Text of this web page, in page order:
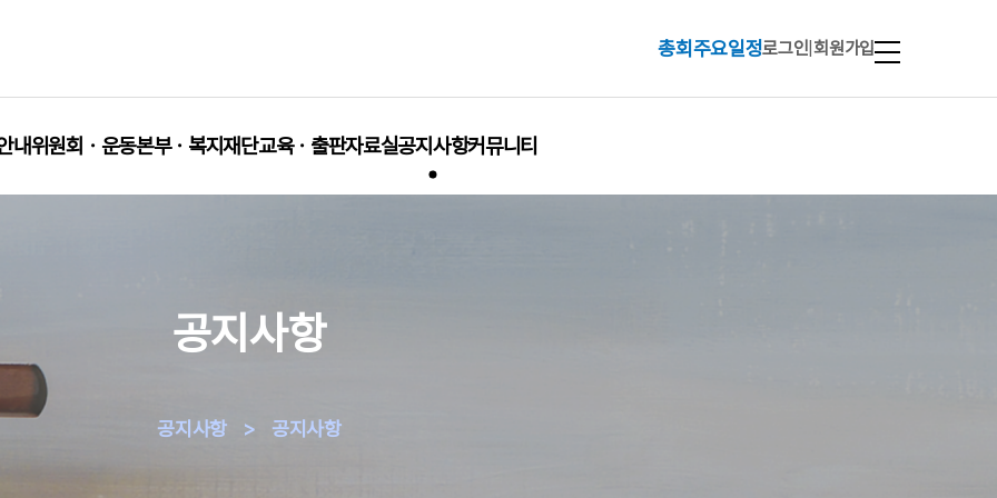
총회주요일정로그인 |회원가입
내위원회ㆍ운동본부ㆍ복지재단교육ㆍ출판자료실공지사항커뮤니티
공지사항
공지사항 > 공지사항